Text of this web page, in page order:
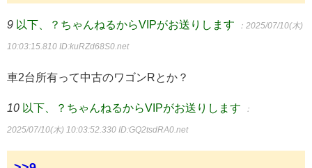
9 以下、？ちゃんねるからVIPがお送りします ：2025/07/10(木)
10:03:15.810 ID:kuRZd68S0.net
車2台所有って中古のワゴンRとか？
10 以下、？ちゃんねるからVIPがお送りします ：
2025/07/10(木) 10:03:52.330 ID:GQ2tsdRA0.net